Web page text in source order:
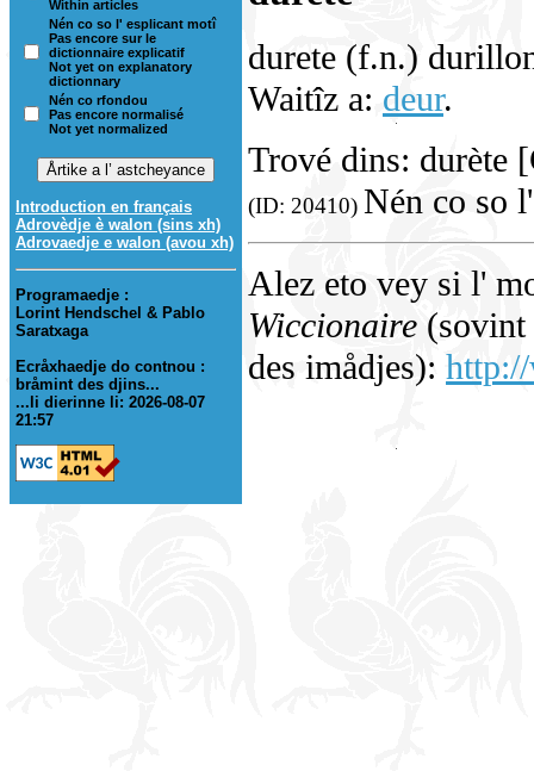
Within articles
Nén co so l' esplicant motî
Pas encore sur le
dictionnaire explicatif
Not yet on explanatory
dictionnary
Nén co rfondou
Pas encore normalisé
Not yet normalized
Introduction en français
Adrovèdje è walon (sins xh)
Adrovaedje e walon (avou xh)
Programaedje :
Lorint Hendschel & Pablo
Saratxaga
Ecråxhaedje do contnou :
bråmint des djins...
...li dierinne li: 2026-08-07
21:57
durete (f.n.)
Waitîz a: deur.
Trové dins: durète
(ID: 20410) Nén co so
Alez eto vey si l'
Wiccionaire (sovint
des imådjes):